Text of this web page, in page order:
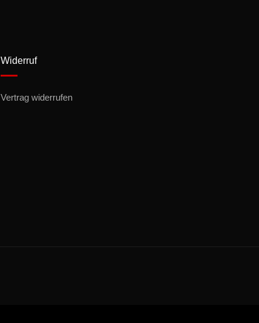
Widerruf
Vertrag widerrufen